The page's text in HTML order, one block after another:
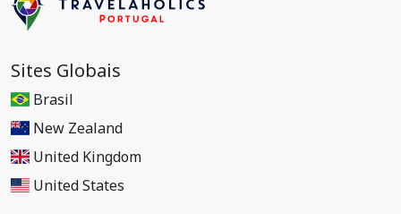
Sites Globais
Brasil
New Zealand
United Kingdom
United States